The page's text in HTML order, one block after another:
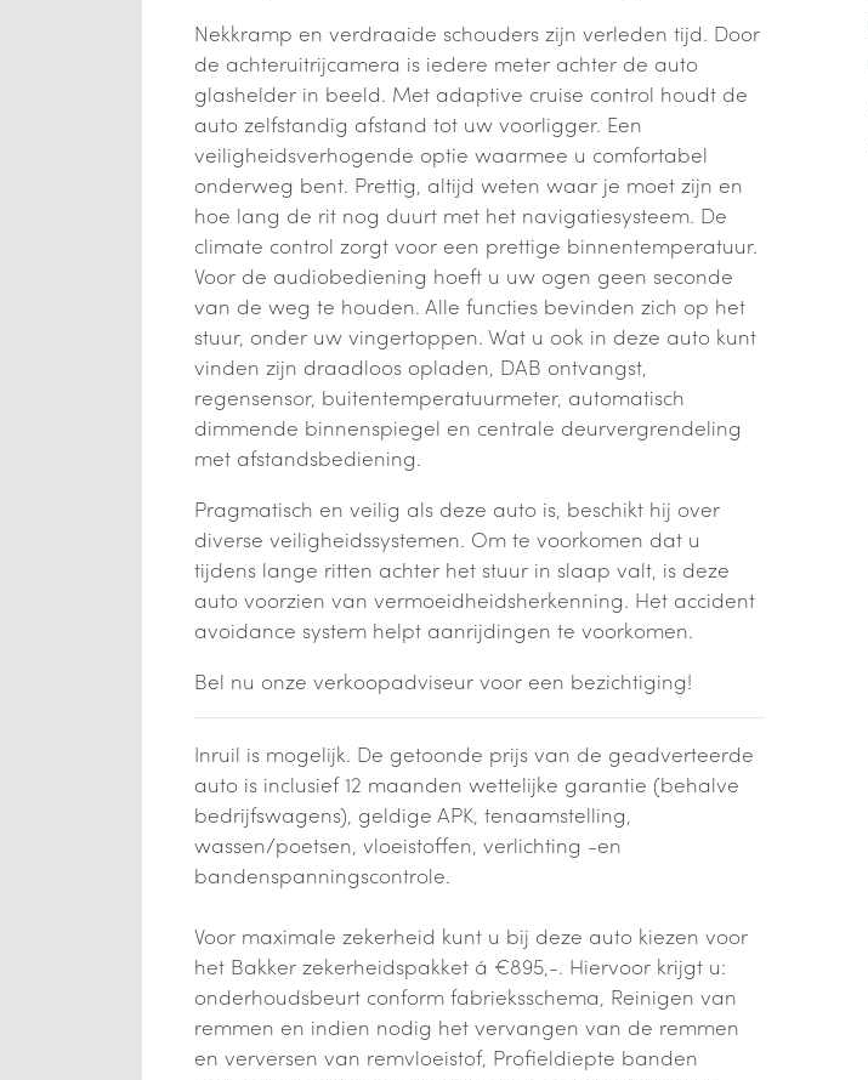
Nekkramp en verdraaide schouders zijn verleden tijd. Door
de achteruitrijcamera is iedere meter achter de auto
glashelder in beeld. Met adaptive cruise control houdt de
auto zelfstandig afstand tot uw voorligger. Een
veiligheidsverhogende optie waarmee u comfortabel
onderweg bent. Prettig, altijd weten waar je moet zijn en
hoe lang de rit nog duurt met het navigatiesysteem. De
climate control zorgt voor een prettige binnentemperatuur.
Voor de audiobediening hoeft u uw ogen geen seconde
van de weg te houden. Alle functies bevinden zich op het
stuur, onder uw vingertoppen. Wat u ook in deze auto kunt
vinden zijn draadloos opladen, DAB ontvangst,
regensensor, buitentemperatuurmeter, automatisch
dimmende binnenspiegel en centrale deurvergrendeling
met afstandsbediening.
Pragmatisch en veilig als deze auto is, beschikt hij over
diverse veiligheidssystemen. Om te voorkomen dat u
tijdens lange ritten achter het stuur in slaap valt, is deze
auto voorzien van vermoeidheidsherkenning. Het accident
avoidance system helpt aanrijdingen te voorkomen.
Bel nu onze verkoopadviseur voor een bezichtiging!
Inruil is mogelijk. De getoonde prijs van de geadverteerde
auto is inclusief 12 maanden wettelijke garantie (behalve
bedrijfswagens), geldige APK, tenaamstelling,
wassen/poetsen, vloeistoffen, verlichting -en
bandenspanningscontrole.
Voor maximale zekerheid kunt u bij deze auto kiezen voor
het Bakker zekerheidspakket á €895,-. Hiervoor krijgt u:
onderhoudsbeurt conform fabrieksschema, Reinigen van
remmen en indien nodig het vervangen van de remmen
en verversen van remvloeistof, Profieldiepte banden